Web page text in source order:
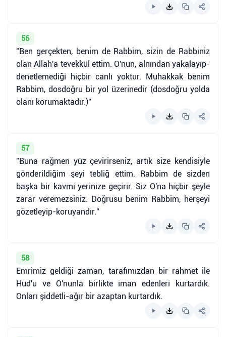
56
"Ben gerçekten, benim de Rabbim, sizin de Rabbiniz
olan Allah'a tevekkül ettim. O'nun, alnından yakalayıp-
denetlemediği hiçbir canlı yoktur. Muhakkak benim
Rabbim, dosdoğru bir yol üzerinedir (dosdoğru yolda
olanı korumaktadır.)"
57
"Buna rağmen yüz çevirirseniz, artık size kendisiyle
gönderildiğim şeyi tebliğ ettim. Rabbim de sizden
başka bir kavmi yerinize geçirir. Siz O'na hiçbir şeyle
zarar veremezsiniz. Doğrusu benim Rabbim, herşeyi
gözetleyip-koruyandır."
58
Emrimiz geldiği zaman, tarafımızdan bir rahmet ile
Hud'u ve O'nunla birlikte iman edenleri kurtardık.
Onları şiddetli-ağır bir azaptan kurtardık.